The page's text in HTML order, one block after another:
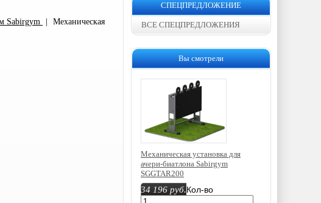
Sabirgym
Механическая
СПЕЦПРЕДЛОЖЕНИЕ
ВСЕ СПЕЦПРЕДЛОЖЕНИЯ
Вы смотрели
Механическая установка для
ачери-биатлона Sabirgym
SGGTAR200
34 196 руб.Кол-во